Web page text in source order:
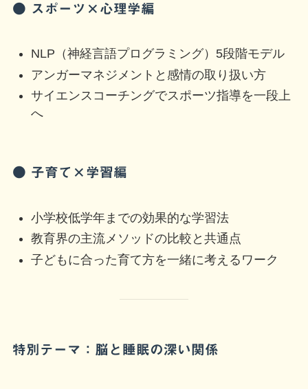
● スポーツ×心理学編
NLP（神経言語プログラミング）5段階モデル
アンガーマネジメントと感情の取り扱い方
サイエンスコーチングでスポーツ指導を一段上
へ
● 子育て×学習編
小学校低学年までの効果的な学習法
教育界の主流メソッドの比較と共通点
子どもに合った育て方を一緒に考えるワーク
特別テーマ：脳と睡眠の深い関係